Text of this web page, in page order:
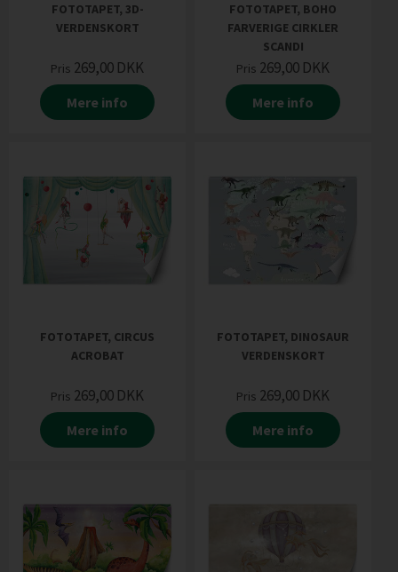
FOTOTAPET, 3D-
VERDENSKORT
Pris 269,00 DKK
Mere info
FOTOTAPET, BOHO
FARVERIGE CIRKLER
SCANDI
Pris 269,00 DKK
Mere info
FOTOTAPET, CIRCUS
ACROBAT
Pris 269,00 DKK
Mere info
FOTOTAPET, DINOSAUR
VERDENSKORT
Pris 269,00 DKK
Mere info